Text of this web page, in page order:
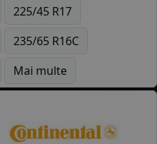
225/45 R17
235/65 R16C
Mai multe